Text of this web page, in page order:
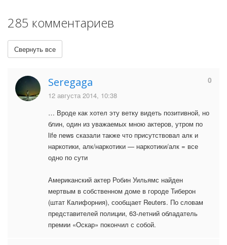
285 комментариев
Свернуть все
Seregaga
12 августа 2014, 10:38
0
… Вроде как хотел эту ветку видеть позитивной, но
блин, один из уважаемых мною актеров, утром по
life news сказали также что присутствовал алк и
наркотики, алк/наркотики — наркотики/алк = все
одно по сути
Американский актер Робин Уильямс найден
мертвым в собственном доме в городе Тиберон
(штат Калифорния), сообщает Reuters. По словам
представителей полиции, 63-летний обладатель
премии «Оскар» покончил с собой.